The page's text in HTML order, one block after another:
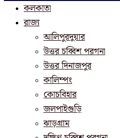
কলকাতা
রাজ্য
আলিপুরদুয়ার
উত্তর চব্বিশ পরগনা
উত্তর দিনাজপুর
কালিম্পং
কোচবিহার
জলপাইগুড়ি
ঝাড়গ্রাম